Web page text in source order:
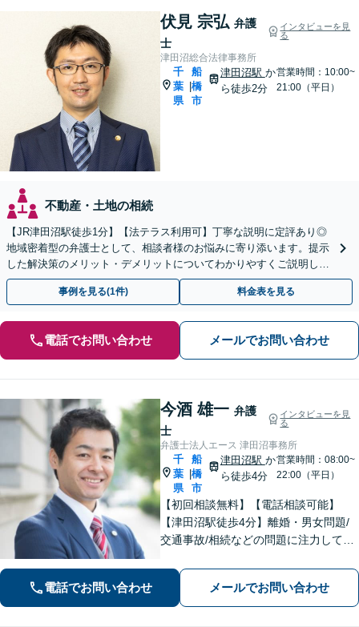
伏見 宗弘 弁護
士
インタビューを見
る
津田沼総合法律事務所
千
葉
県
船
橋
市
津田沼駅 か
ら徒歩2分
営業時間：10:00~
21:00（平日）
不動産・土地の相続
【JR津田沼駅徒歩1分】【法テラス利用可】丁寧な説明に定評あり◎
地域密着型の弁護士として、相談者様のお悩みに寄り添います。提示
した解決策のメリット・デメリットについてわかりやすくご説明しま
す【初回相談無料 】【プライバシーへの配慮も安心】
事例を見る(1件) 料金表を見る
電話でお問い合わせ メールでお問い合わせ
今酒 雄一 弁護
士
インタビューを見
る
弁護士法人エース 津田沼事務所
千
葉
県
船
橋
市
津田沼駅 か
ら徒歩4分
営業時間：08:00~
22:00（平日）
【初回相談無料】【電話相談可能】
【津田沼駅徒歩4分】離婚・男女問題/
交通事故/相続などの問題に注力してい
電話でお問い合わせ メールでお問い合わせ